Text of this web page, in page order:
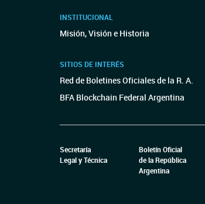
INSTITUCIONAL
Misión, Visión e Historia
SITIOS DE INTERÉS
Red de Boletines Oficiales de la R. A.
BFA Blockchain Federal Argentina
Secretaría
Legal y Técnica
Boletín Oficial
de la República
Argentina